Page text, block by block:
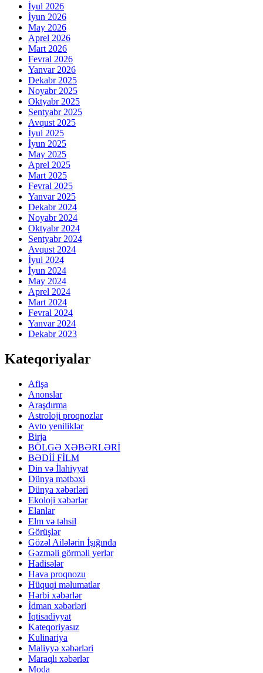
İyul 2026
İyun 2026
May 2026
Aprel 2026
Mart 2026
Fevral 2026
Yanvar 2026
Dekabr 2025
Noyabr 2025
Oktyabr 2025
Sentyabr 2025
Avqust 2025
İyul 2025
İyun 2025
May 2025
Aprel 2025
Mart 2025
Fevral 2025
Yanvar 2025
Dekabr 2024
Noyabr 2024
Oktyabr 2024
Sentyabr 2024
Avqust 2024
İyul 2024
İyun 2024
May 2024
Aprel 2024
Mart 2024
Fevral 2024
Yanvar 2024
Dekabr 2023
Kateqoriyalar
Afişa
Anonslar
Araşdırma
Astroloji proqnozlar
Avto yeniliklər
Birja
BÖLGƏ XƏBƏRLƏRİ
BƏDİİ FİLM
Din və İlahiyyat
Dünya mətbəxi
Dünya xəbərləri
Ekoloji xəbərlər
Elanlar
Elm və təhsil
Görüşlər
Gözəl Ailələrin İşığında
Gəzməli görməli yerlər
Hadisələr
Hava proqnozu
Hüquqi məlumatlar
Hərbi xəbərlər
İdman xəbərləri
İqtisadiyyat
Kateqoriyasız
Kulinariya
Maliyyə xəbərləri
Maraqlı xəbərlər
Moda